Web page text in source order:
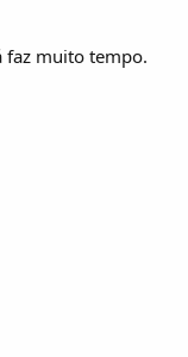
faz muito tempo.